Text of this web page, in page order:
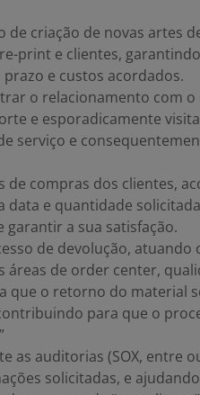
criação de novas artes
print e clientes,
e custos acordados.
o relacionamento com
e esporadicamente
serviço e
de compras dos clientes,
data e quantidade
garantir a sua satisfação.
de devolução, atuando
de order center,
que o retorno do material
para que o
as auditorias (SOX, entre
solicitadas, e